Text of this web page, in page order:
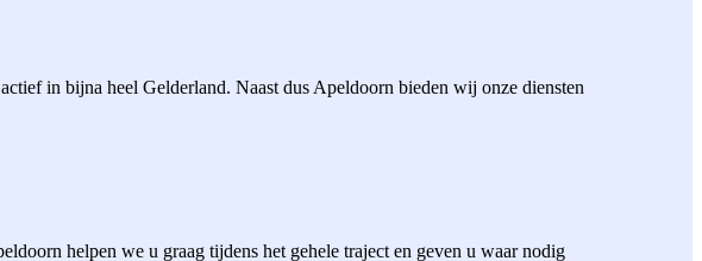
in bijna heel Gelderland. Naast dus Apeldoorn bieden wij onze diensten
helpen we u graag tijdens het gehele traject en geven u waar nodig